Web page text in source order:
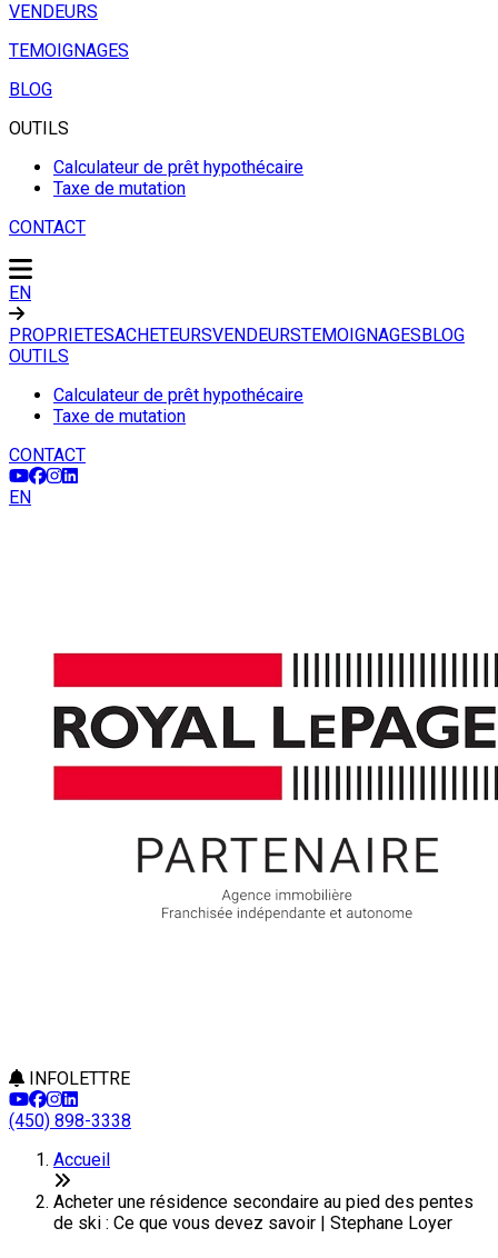
VENDEURS
TEMOIGNAGES
BLOG
OUTILS
Calculateur de prêt hypothécaire
Taxe de mutation
CONTACT
EN
PROPRIETESACHETEURSVENDEURSTEMOIGNAGESBLOG
OUTILS
Calculateur de prêt hypothécaire
Taxe de mutation
CONTACT
EN
INFOLETTRE
(450) 898-3338
Accueil
Acheter une résidence secondaire au pied des pentes
de ski : Ce que vous devez savoir | Stephane Loyer